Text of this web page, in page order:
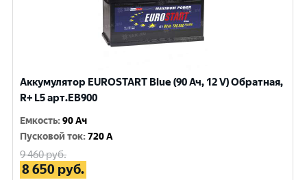
Аккумулятор EUROSTART Blue (90 Ач, 12 V) Обратная,
R+ L5 арт.EB900
Емкость:90 Ач
Пусковой ток:720 A
9 460руб.
8 650 руб.